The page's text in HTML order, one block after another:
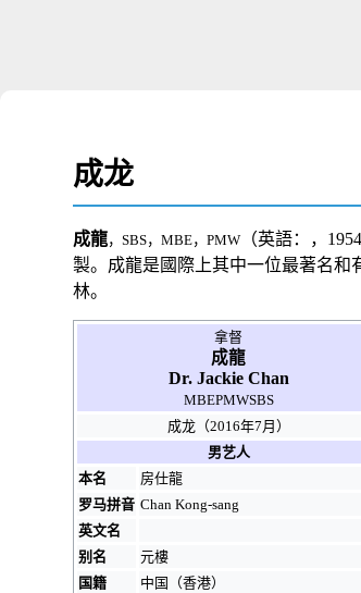
成龙
成龍，SBS，MBE，PMW （英語： ，
製。成龍是國際上其中一位最著名和
林。
拿督
成龍
Dr. Jackie Chan
MBEPMWSBS
成龙（2016年7月）
男艺人
本名
房仕龍
罗马拼音 Chan Kong-sang
英文名
别名
元樓
国籍
中国 （香港）